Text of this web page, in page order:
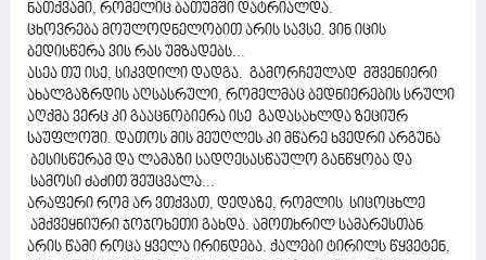
ნათქვამი, რომელიც ბათუმში დატრიალდა.
ცხოვრება მოულოდნელობით არის სავსე. ვინ იცის
ბედისწერა ვის რას უმზადებს...
ასეა თუ ისე, სიკვდილი დადგა. გამორჩეულად მშვენიერი
ახალგაზრდის აღსასრული, რომელმაც ბედნიერების სრული
აღქმა ვერც კი გააცნობიერა ისე გადასახლდა ზეციურ
საუფლოში. დათოს მის მეუღლეს კი მწარე ხვედრი არგუნა
ბესისწერამ და ლამაზი სადღესასწაულო განწყობა და
სამოსი ძაძით შეუცვალა...
არაფერი რომ არ ვთქვათ, დედაზე, რომლის სიცოცხლე
ამქვეყნიური ჯოჯოხეთი გახდა. ამოთხრილ სამარესთან
არის წამი როცა ყველა ირინდება. ქალები ტირილს წყვეტენ,